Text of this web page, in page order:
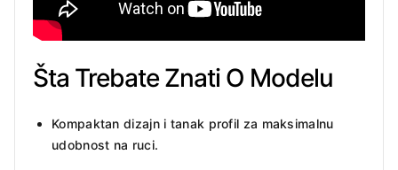
Šta Trebate Znati O Modelu
Kompaktan dizajn i tanak profil za maksimalnu
udobnost na ruci.